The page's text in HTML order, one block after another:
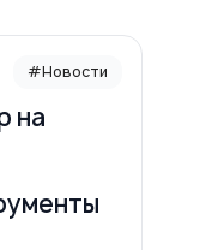
#Новости
на